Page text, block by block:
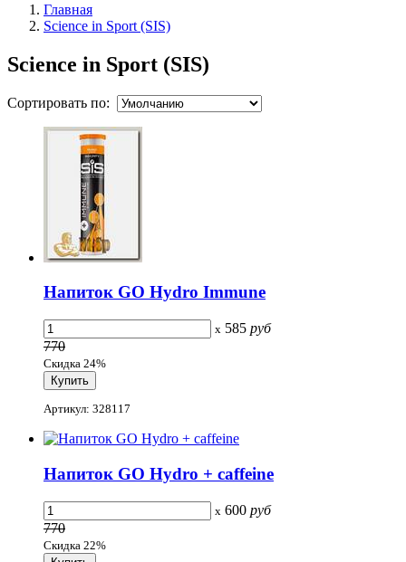
Главная
Science in Sport (SIS)
Science in Sport (SIS)
Сортировать по:
Напиток GO Hydro Immune
x 585 руб
770
Скидка 24%
Артикул: 328117
Напиток GO Hydro + caffeine
x 600 руб
770
Скидка 22%